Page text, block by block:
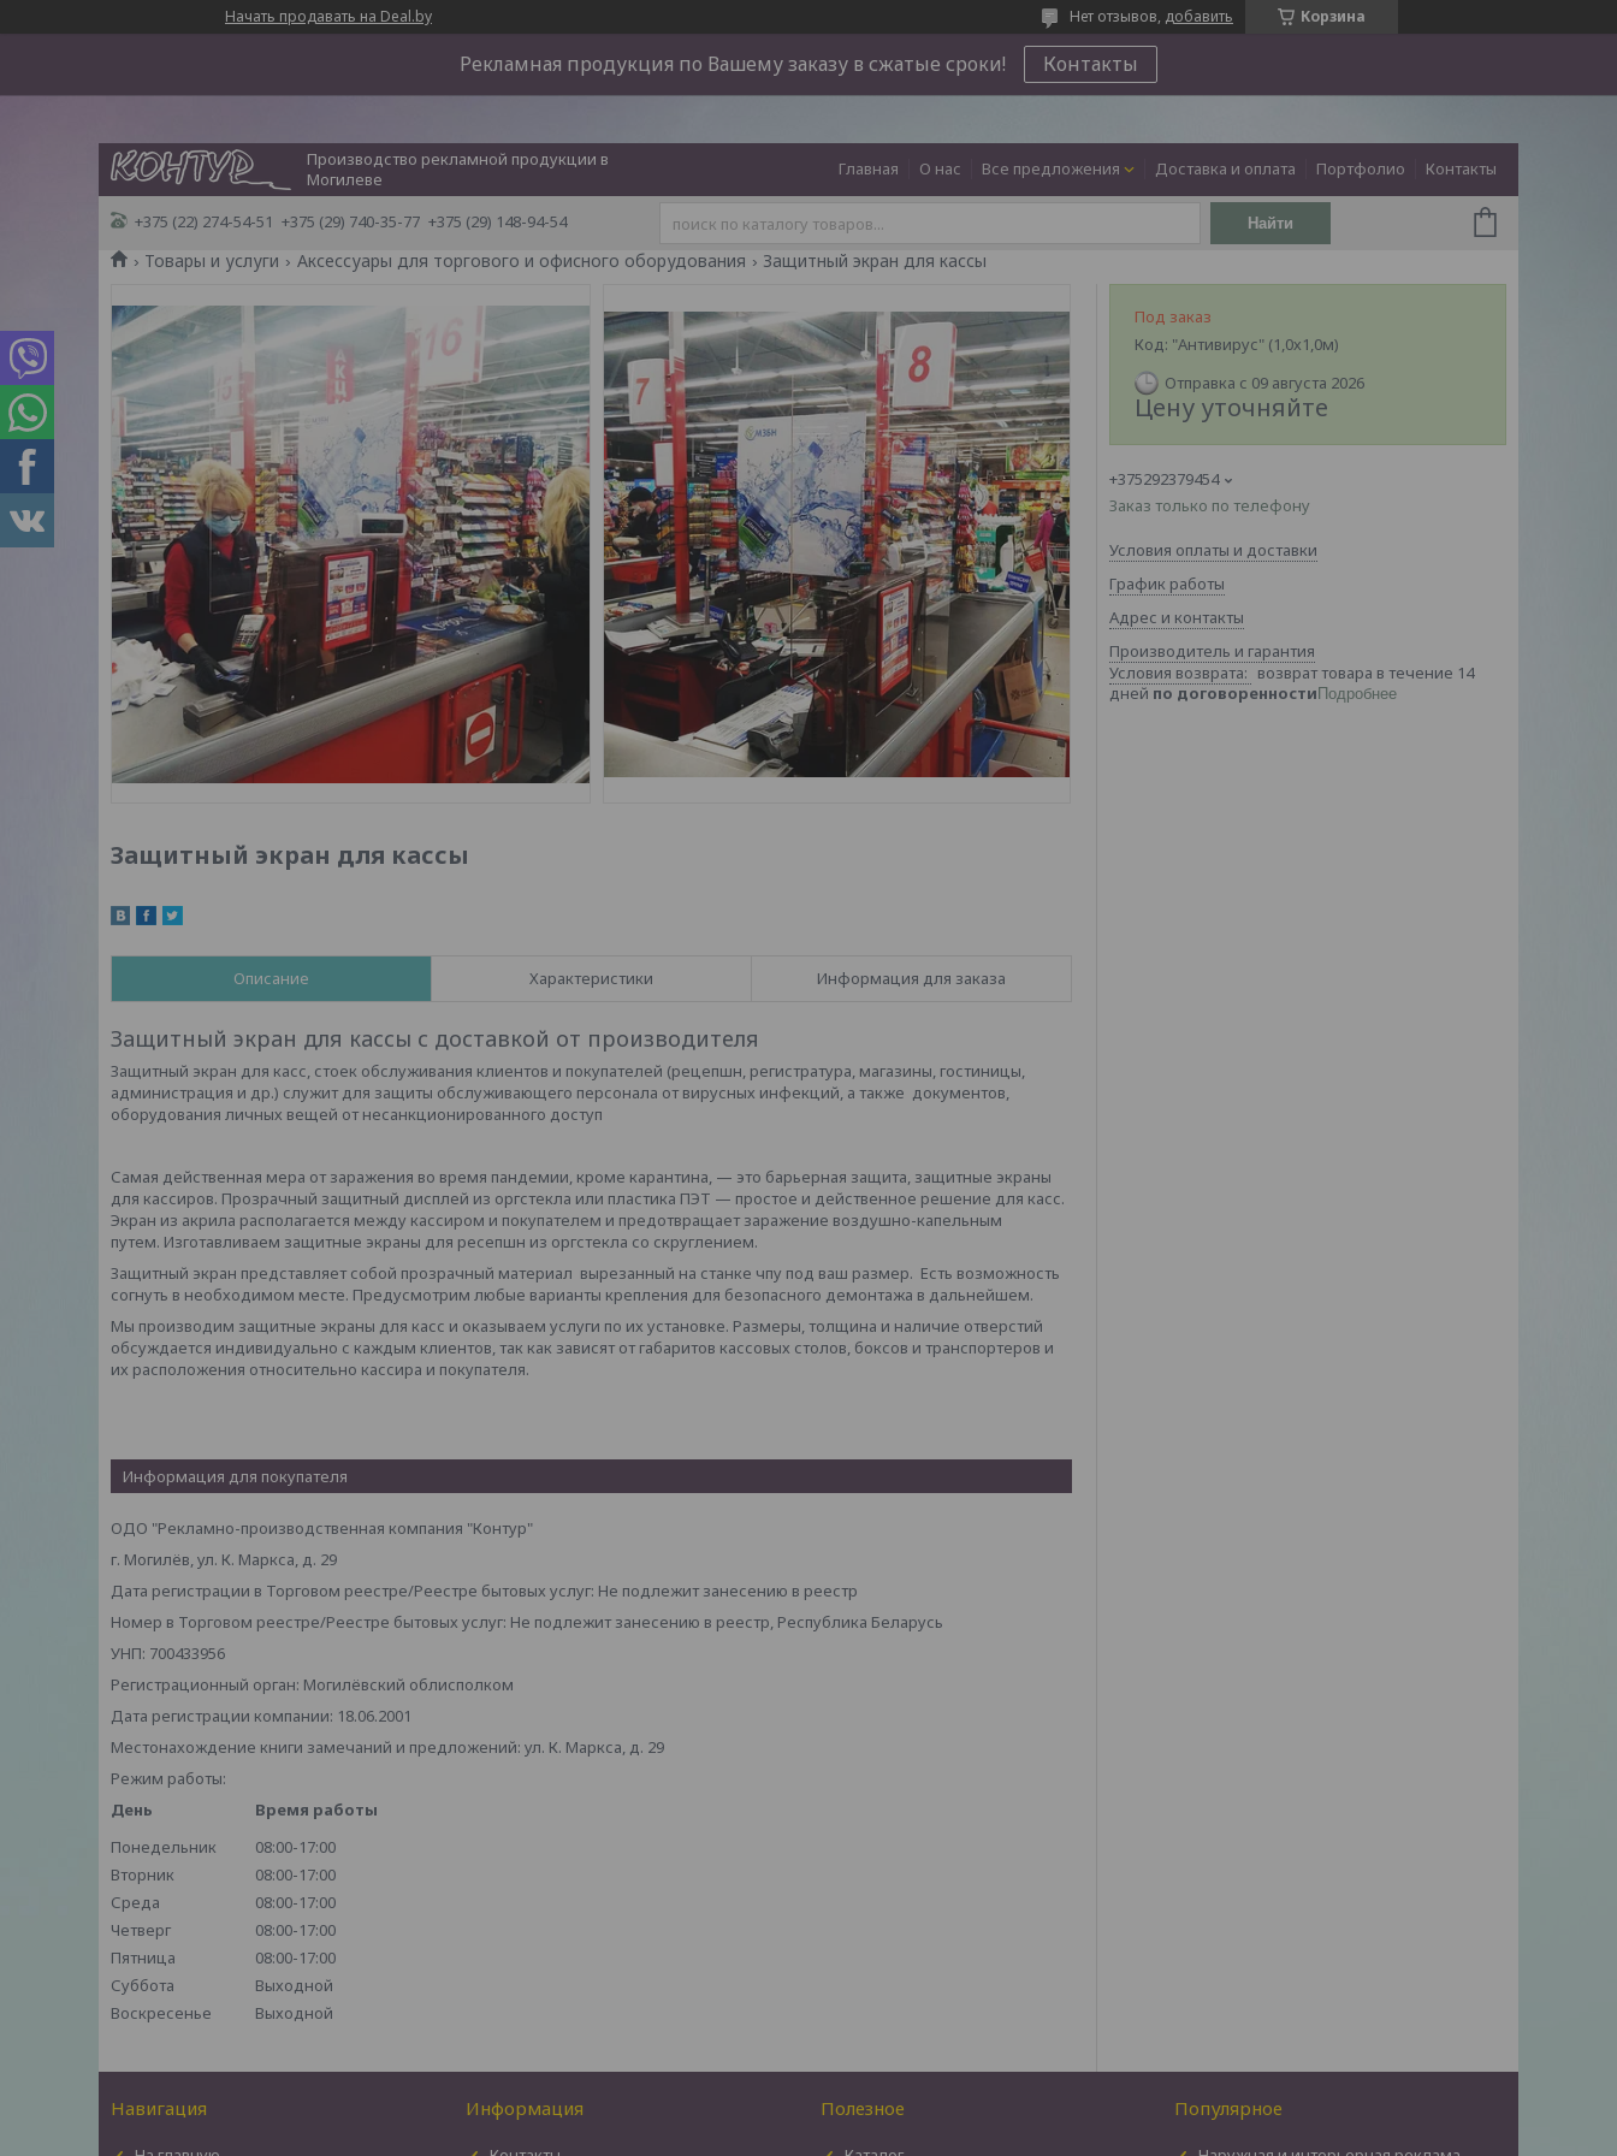
Начать продавать на Deal.by Корзина
Нет отзывов, добавить
Рекламная продукция по Вашему заказу в сжатые сроки! Контакты
Производство рекламной продукции в
Могилеве
Главная О нас Все предложения Доставка и оплата Портфолио Контакты
+375 (22) 274-54-51 +375 (29) 740-35-77 +375 (29) 148-94-54 Найти
Товары и услуги Аксессуары для торгового и офисного оборудования Защитный экран для кассы
Защитный экран для кассы
Описание Характеристики Информация для заказа
Защитный экран для кассы с доставкой от производителя
Защитный экран для касс, стоек обслуживания клиентов и покупателей (рецепшн, регистратура, магазины, гостиницы,
администрация и др.) служит для защиты обслуживающего персонала от вирусных инфекций, а также документов,
оборудования личных вещей от несанкционированного доступ
Самая действенная мера от заражения во время пандемии, кроме карантина, — это барьерная защита, защитные экраны
для кассиров. Прозрачный защитный дисплей из оргстекла или пластика ПЭТ — простое и действенное решение для касс.
Экран из акрила располагается между кассиром и покупателем и предотвращает заражение воздушно-капельным
путем. Изготавливаем защитные экраны для ресепшн из оргстекла со скруглением.
Защитный экран представляет собой прозрачный материал вырезанный на станке чпу под ваш размер. Есть возможность
согнуть в необходимом месте. Предусмотрим любые варианты крепления для безопасного демонтажа в дальнейшем.
Мы производим защитные экраны для касс и оказываем услуги по их установке. Размеры, толщина и наличие отверстий
обсуждается индивидуально с каждым клиентов, так как зависят от габаритов кассовых столов, боксов и транспортеров и
их расположения относительно кассира и покупателя.
Информация для покупателя
ОДО "Рекламно-производственная компания "Контур"
г. Могилёв, ул. К. Маркса, д. 29
Дата регистрации в Торговом реестре/Реестре бытовых услуг: Не подлежит занесению в реестр
Номер в Торговом реестре/Реестре бытовых услуг: Не подлежит занесению в реестр, Республика Беларусь
УНП: 700433956
Регистрационный орган: Могилёвский облисполком
Дата регистрации компании: 18.06.2001
Местонахождение книги замечаний и предложений: ул. К. Маркса, д. 29
Режим работы:
День
Время работы
Понедельник
08:00-17:00
Вторник
08:00-17:00
Среда
08:00-17:00
Четверг
08:00-17:00
Пятница
08:00-17:00
Суббота
Выходной
Воскресенье
Выходной
Под заказ
Код: "Антивирус" (1,0х1,0м)
Отправка с 09 августа 2026
Цену уточняйте
+375292379454
Заказ только по телефону
Условия оплаты и доставки
График работы
Адрес и контакты
Производитель и гарантия
возврат товара в течение 14
дней по договоренности Подробнее
Навигация Информация Полезное Популярное